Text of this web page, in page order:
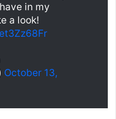
in my
a look!
October 13,